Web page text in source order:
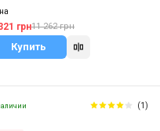
грн11 262 грн
Купить
(1)